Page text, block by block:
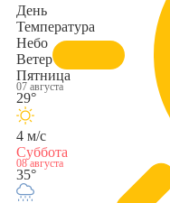
День
Температура
Небо
Ветер
Пятница
07 августа
29°
4 м/с
Суббота
08 августа
35°